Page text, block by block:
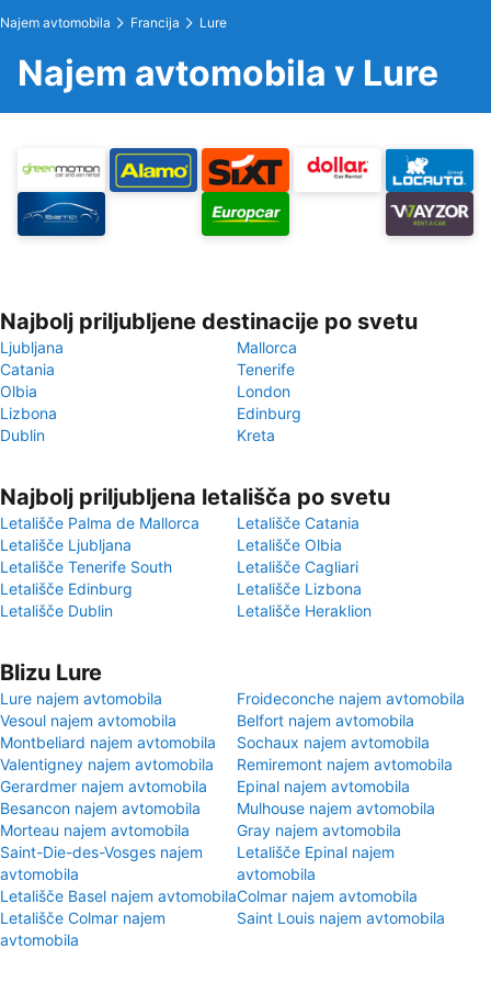
Najem avtomobila Francija Lure
Najem avtomobila v Lure
Najbolj priljubljene destinacije po svetu
Ljubljana
Mallorca
Catania
Tenerife
Olbia
London
Lizbona
Edinburg
Dublin
Kreta
Najbolj priljubljena letališča po svetu
Letališče Palma de Mallorca
Letališče Catania
Letališče Ljubljana
Letališče Olbia
Letališče Tenerife South
Letališče Cagliari
Letališče Edinburg
Letališče Lizbona
Letališče Dublin
Letališče Heraklion
Blizu Lure
Lure najem avtomobila
Froideconche najem avtomobila
Vesoul najem avtomobila
Belfort najem avtomobila
Montbeliard najem avtomobila
Sochaux najem avtomobila
Valentigney najem avtomobila
Remiremont najem avtomobila
Gerardmer najem avtomobila
Epinal najem avtomobila
Besancon najem avtomobila
Mulhouse najem avtomobila
Morteau najem avtomobila
Gray najem avtomobila
Saint-Die-des-Vosges najem
avtomobila
Letališče Epinal najem
avtomobila
Letališče Basel najem avtomobilaColmar najem avtomobila
Letališče Colmar najem
avtomobila
Saint Louis najem avtomobila